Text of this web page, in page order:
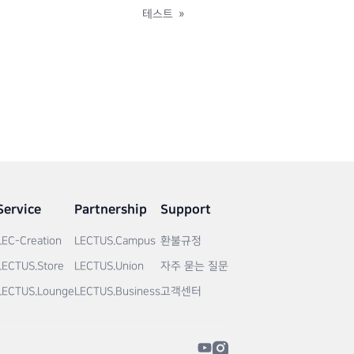
테스트 »
Creation
Partnership
LECTUS.Campus
LECTUS.Union
LECTUS.Business
Support
환불규정
자주 묻는 질문
고객센터